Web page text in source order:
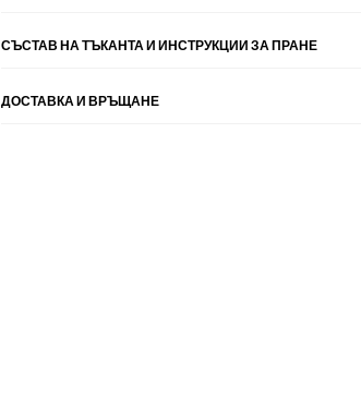
СЪСТАВ НА ТЪКАНТА И ИНСТРУКЦИИ ЗА ПРАНЕ
ДОСТАВКА И ВРЪЩАНЕ